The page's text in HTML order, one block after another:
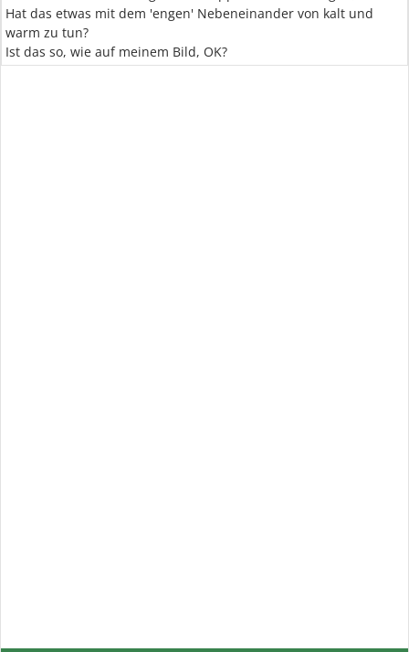
Hat das etwas mit dem 'engen' Nebeneinander von kalt und
warm zu tun?
Ist das so, wie auf meinem Bild, OK?